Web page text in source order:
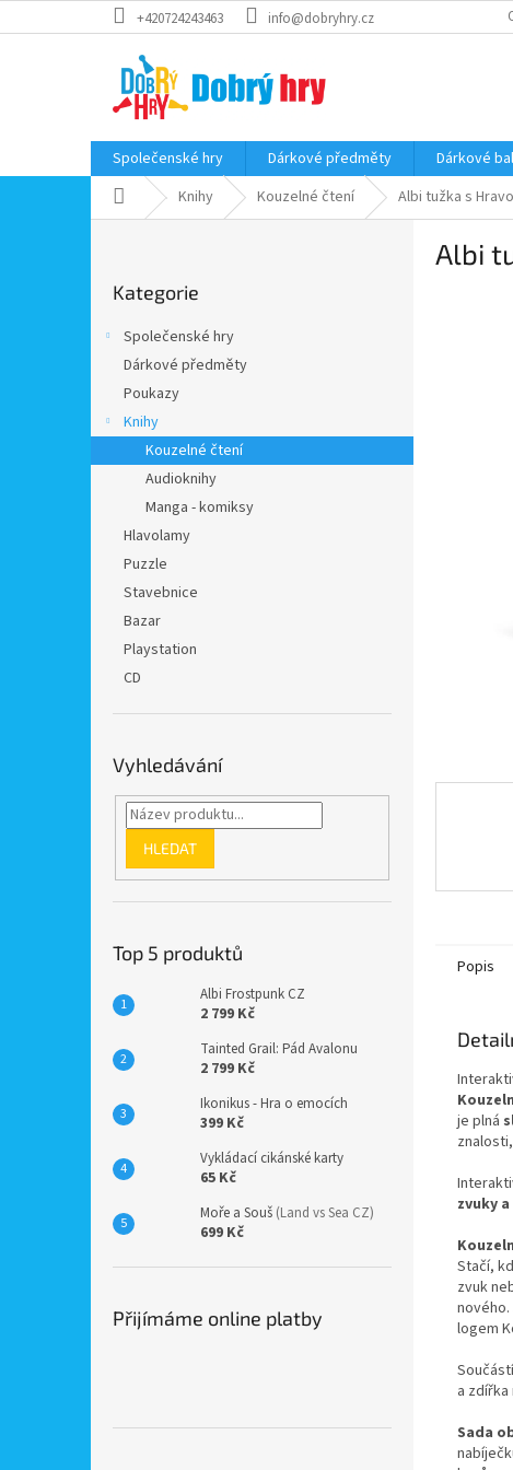
na
+420724243463 info@dobryhry.cz
Společenské hry Dárkové předměty Dárkové
Domů Knihy Kouzelné čtení Albi tužka s
a
kategorie
Kategorie
Společenské hry
Dárkové předměty
Poukazy
Knihy
Kouzelné čtení
Audioknihy
Manga - komiksy
Hlavolamy
Puzzle
Stavebnice
Bazar
Playstation
CD
Vyhledávání
HLEDAT
Top 5 produktů
Albi Frostpunk CZ
2 799 Kč
Tainted Grail: Pád Avalonu
2 799 Kč
Ikonikus - Hra o emocích
399 Kč
Vykládací cikánské karty
65 Kč
Moře a Souš (Land vs Sea CZ)
699 Kč
Přijímáme online platby
Albi
Popis
je plná
zvuky
Stačí,
zvuk
logem
a
Sada